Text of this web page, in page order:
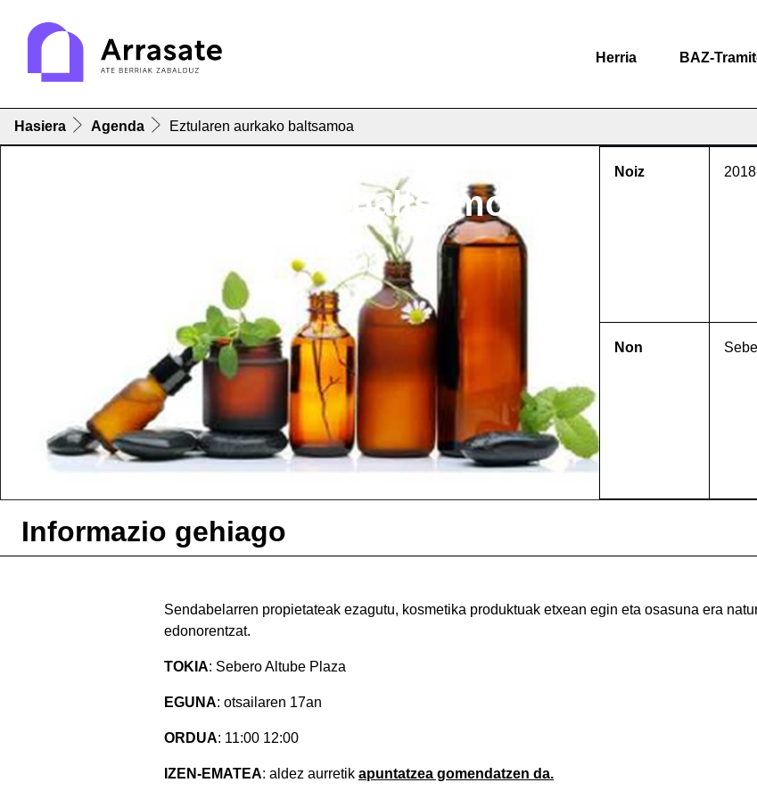
Herria BAZ-
Hasiera Agenda Eztularen aurkako baltsamoa
Eztularen aurkako baltsamoa
Noiz
Non
Informazio gehiago
Sendabelarren propietateak ezagutu, kosmetika produktuak etxean egin eta osasuna era
edonorentzat.
TOKIA: Sebero Altube Plaza
EGUNA: otsailaren 17an
ORDUA: 11:00 12:00
IZEN-EMATEA: aldez aurretik apuntatzea gomendatzen da.